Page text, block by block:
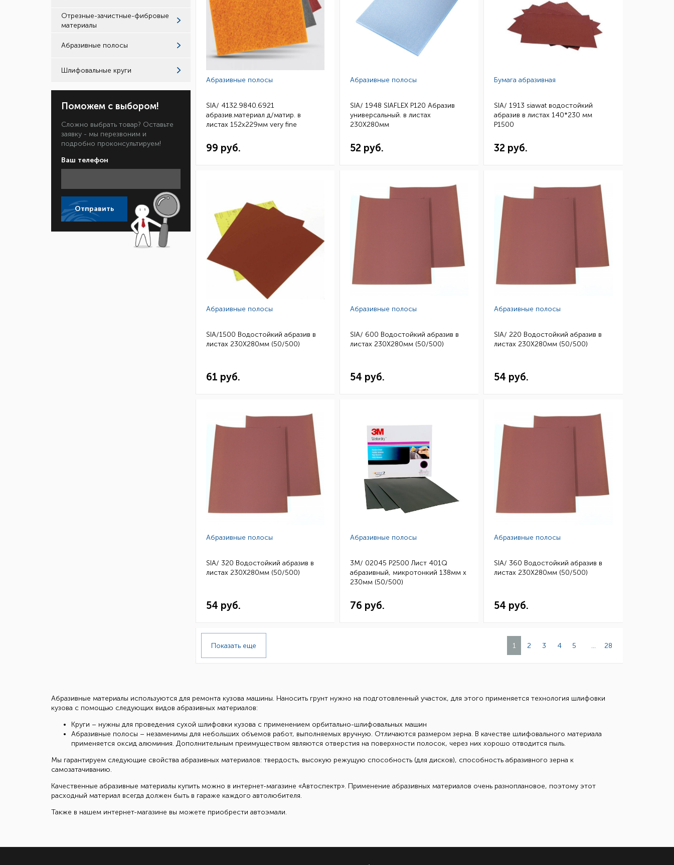
Отрезные-зачистные-фибровые
материалы
Абразивные полосы
Шлифовальные круги
Поможем с выбором!
Сложно выбрать товар? Оставьте
заявку - мы перезвоним и
подробно проконсультируем!
Ваш телефон
Отправить
Абразивные полосы
SIA/ 4132.9840.6921
абразив.материал д/матир. в
листах 152x229мм very fine
99 руб.
Абразивные полосы
SIA/ 1948 SIAFLEX Р120 Абразив
универсальный. в листах
230Х280мм
52 руб.
Бумага абразивная
SIA/ 1913 siawat водостойкий
абразив в листах 140*230 мм
P1500
32 руб.
Абразивные полосы
SIA/1500 Водостойкий абразив в
листах 230Х280мм (50/500)
61 руб.
Абразивные полосы
SIA/ 600 Водостойкий абразив в
листах 230Х280мм (50/500)
54 руб.
Абразивные полосы
SIA/ 220 Водостойкий абразив в
листах 230Х280мм (50/500)
54 руб.
Абразивные полосы
SIA/ 320 Водостойкий абразив в
листах 230Х280мм (50/500)
54 руб.
Абразивные полосы
3M/ 02045 P2500 Лист 401Q
абразивный, микротонкий 138мм х
230мм (50/500)
76 руб.
Абразивные полосы
SIA/ 360 Водостойкий абразив в
листах 230Х280мм (50/500)
54 руб.
Показать еще 1 2 3 4 5 ... 28
Абразивные материалы используются для ремонта кузова машины. Наносить грунт нужно на подготовленный участок, для этого применяется технология шлифовки
кузова с помощью следующих видов абразивных материалов:
Круги – нужны для проведения сухой шлифовки кузова с применением орбитально-шлифовальных машин
Абразивные полосы – незаменимы для небольших объемов работ, выполняемых вручную. Отличаются размером зерна. В качестве шлифовального материала
применяется оксид алюминия. Дополнительным преимуществом являются отверстия на поверхности полосок, через них хорошо отводится пыль.
Мы гарантируем следующие свойства абразивных материалов: твердость, высокую режущую способность (для дисков), способность абразивного зерна к
самозатачиванию.
Качественные абразивные материалы купить можно в интернет-магазине «Автоспектр». Применение абразивных материалов очень разноплановое, поэтому этот
расходный материал всегда должен быть в гараже каждого автолюбителя.
Также в нашем интернет-магазине вы можете приобрести автоэмали.